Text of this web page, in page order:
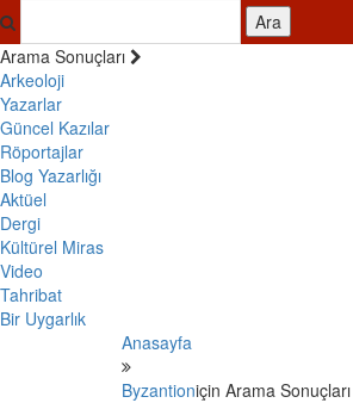
Ara
Arama Sonuçları
Arkeoloji
Yazarlar
Güncel Kazılar
Röportajlar
Blog Yazarlığı
Aktüel
Dergi
Kültürel Miras
Video
Tahribat
Bir Uygarlık
Anasayfa
Byzantioniçin Arama Sonuçları